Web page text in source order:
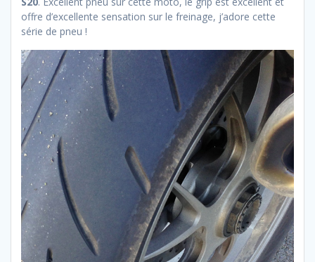
offre d’excellente sensation sur le freinage, j’adore cette
série de pneu !